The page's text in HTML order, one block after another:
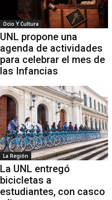
Ocio Y Cultura
UNL propone una
agenda de actividades
para celebrar el mes de
las Infancias
La Región
La UNL entregó
bicicletas a
estudiantes, con casco